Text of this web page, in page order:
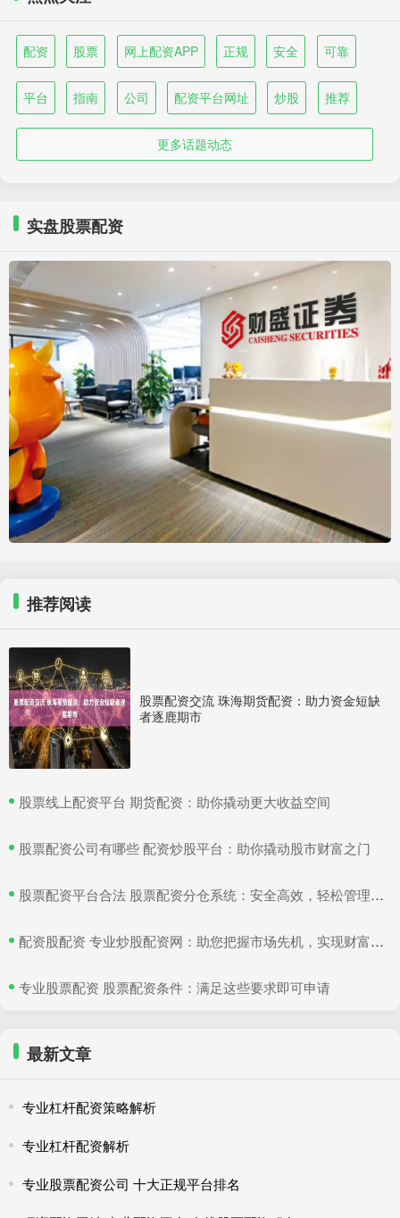
配资 股票 网上配资APP 正规 安全 可靠
平台 指南 公司 配资平台网址 炒股 推荐
更多话题动态
实盘股票配资
推荐阅读
股票配资交流 珠海期货配资：助力资金短缺
者逐鹿期市
​股票线上配资平台 期货配资：助你撬动更大收益空间
​股票配资公司有哪些 配资炒股平台：助你撬动股市财富之门
​股票配资平台合法 股票配资分仓系统：安全高效，轻松管理多仓位
​配资股配资 专业炒股配资网：助您把握市场先机，实现财富增值
​专业股票配资 股票配资条件：满足这些要求即可申请
最新文章
专业杠杆配资策略解析
专业杠杆配资解析
专业股票配资公司 十大正规平台排名